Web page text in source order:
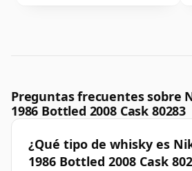
Preguntas frecuentes sobre
1986 Bottled 2008 Cask 80283
¿Qué tipo de whisky es
1986 Bottled 2008 Cask